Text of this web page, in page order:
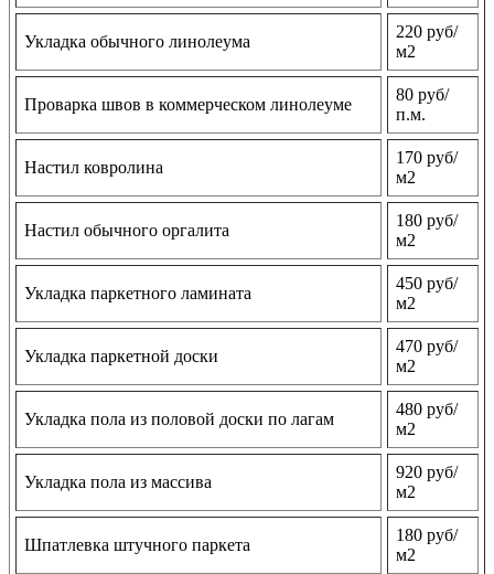
Укладка обычного линолеума
220 руб/
м2
Проварка швов в коммерческом линолеуме
80 руб/
п.м.
Настил ковролина
170 руб/
м2
Настил обычного оргалита
180 руб/
м2
Укладка паркетного ламината
450 руб/
м2
Укладка паркетной доски
470 руб/
м2
Укладка пола из половой доски по лагам
480 руб/
м2
Укладка пола из массива
920 руб/
м2
Шпатлевка штучного паркета
180 руб/
м2